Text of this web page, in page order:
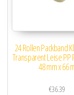
24 Rollen Packband
Transparent Leise PP
48 mm x 66
€36.39